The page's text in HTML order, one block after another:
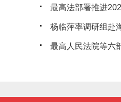
最高法部署推进
杨临萍率调研组赴
最高人民法院等六